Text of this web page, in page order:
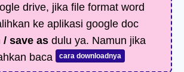
drive, jika file format word
ke aplikasi google doc
/ save as dulu ya. Namun jika
baca
cara downloadnya